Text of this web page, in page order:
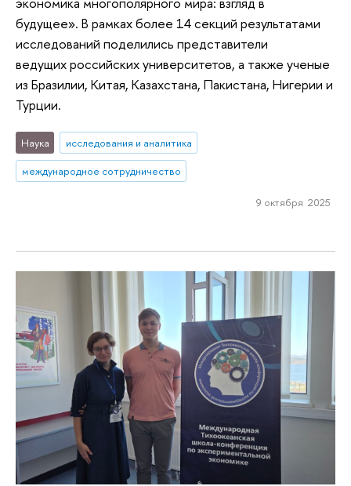
будущее». В рамках более 14 секций результатами
исследований поделились представители
ведущих российских университетов, а также ученые
из Бразилии, Китая, Казахстана, Пакистана, Нигерии и
Турции.
Наука
исследования и аналитика
международное сотрудничество
9 октября 2025